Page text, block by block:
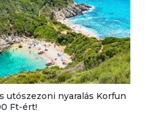
utószezoni nyaralás Korfun
Ft-ért!